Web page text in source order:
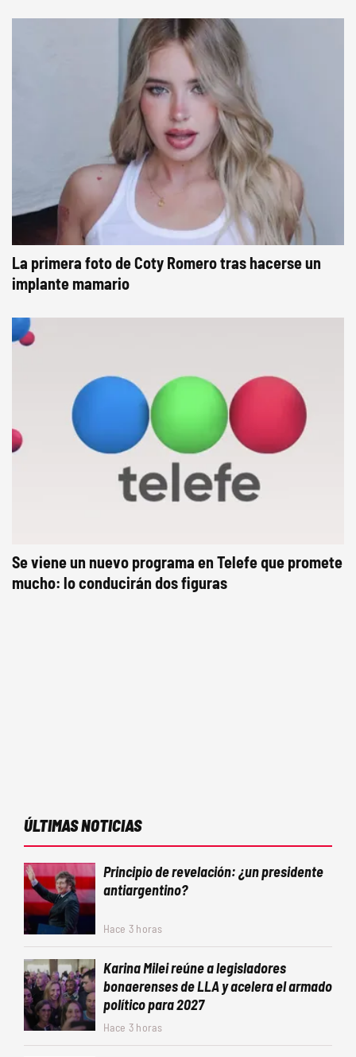
La primera foto de Coty Romero tras hacerse un
implante mamario
Se viene un nuevo programa en Telefe que promete
mucho: lo conducirán dos figuras
ÚLTIMAS NOTICIAS
Principio de revelación: ¿un presidente
antiargentino?
Hace 3 horas
Karina Milei reúne a legisladores
bonaerenses de LLA y acelera el armado
político para 2027
Hace 3 horas